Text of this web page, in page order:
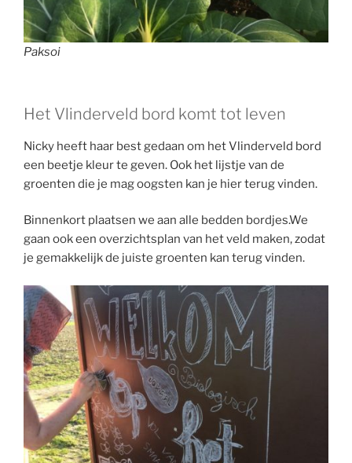
Paksoi
Het Vlinderveld bord komt tot leven
Nicky heeft haar best gedaan om het Vlinderveld bord
een beetje kleur te geven. Ook het lijstje van de
groenten die je mag oogsten kan je hier terug vinden.
Binnenkort plaatsen we aan alle bedden bordjes.We
gaan ook een overzichtsplan van het veld maken, zodat
je gemakkelijk de juiste groenten kan terug vinden.